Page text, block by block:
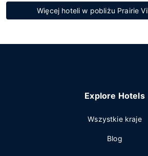
Więcej hoteli w pobliżu Prairie
Explore Hotels
Wszystkie kraje
Blog